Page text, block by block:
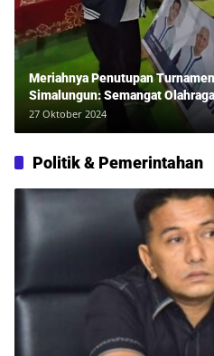
Meriahnya Penutupan
Simalungun: Semangat
Sehat Bersama Erwan Rozadi
27 Oktober 2024
Politik & Pemerintahan